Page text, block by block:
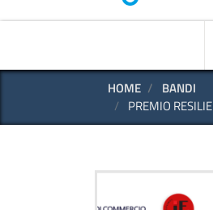
HOME
BANDI
PREMIO